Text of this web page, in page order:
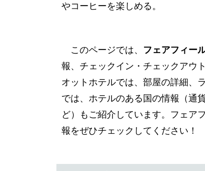
やコーヒーを楽しめる。
このページでは、 フェアフィー
報、チェックイン・チェックアウ
オットホテルでは、部屋の詳細、
では、ホテルのある国の情報（通
ど）もご紹介しています。フェア
報をぜひチェックしてください！